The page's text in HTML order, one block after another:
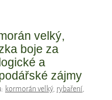
velký,
boje za
a
zájmy
kormorán velký, rybaření,